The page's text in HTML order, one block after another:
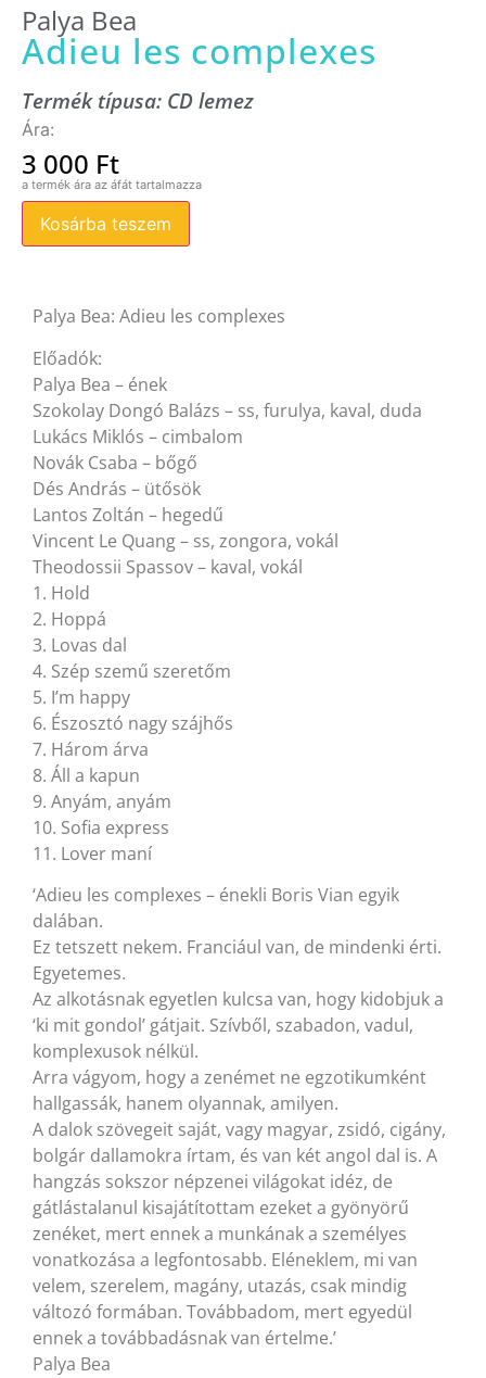
Palya Bea
Adieu les complexes
Termék típusa: CD lemez
3 000 Ft
Kosárba teszem
Palya Bea: Adieu les complexes
Előadók:
Palya Bea – ének
Szokolay Dongó Balázs – ss, furulya, kaval, duda
Lukács Miklós – cimbalom
Novák Csaba – bőgő
Dés András – ütősök
Lantos Zoltán – hegedű
Vincent Le Quang – ss, zongora, vokál
Theodossii Spassov – kaval, vokál
1. Hold
2. Hoppá
3. Lovas dal
4. Szép szemű szeretőm
5. I’m happy
6. Észosztó nagy szájhős
7. Három árva
8. Áll a kapun
9. Anyám, anyám
10. Sofia express
11. Lover maní
‘Adieu les complexes – énekli Boris Vian egyik
dalában.
Ez tetszett nekem. Franciául van, de mindenki érti.
Egyetemes.
Az alkotásnak egyetlen kulcsa van, hogy kidobjuk a
‘ki mit gondol’ gátjait. Szívből, szabadon, vadul,
komplexusok nélkül.
Arra vágyom, hogy a zenémet ne egzotikumként
hallgassák, hanem olyannak, amilyen.
A dalok szövegeit saját, vagy magyar, zsidó, cigány,
bolgár dallamokra írtam, és van két angol dal is. A
hangzás sokszor népzenei világokat idéz, de
gátlástalanul kisajátítottam ezeket a gyönyörű
zenéket, mert ennek a munkának a személyes
vonatkozása a legfontosabb. Eléneklem, mi van
velem, szerelem, magány, utazás, csak mindig
változó formában. Továbbadom, mert egyedül
ennek a továbbadásnak van értelme.’
Palya Bea